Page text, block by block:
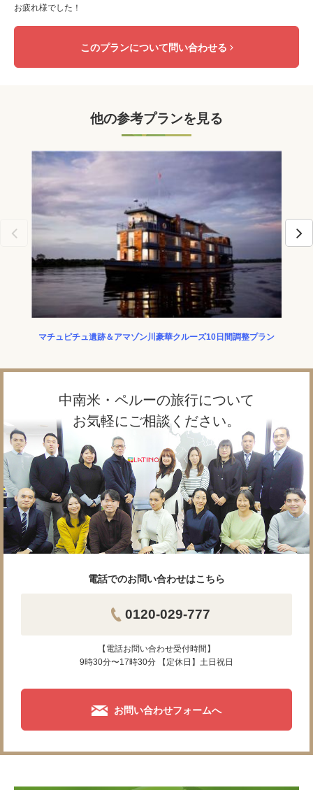
お疲れ様でした！
このプランについて問い合わせる
他の参考プランを見る
マチュピチュ遺跡＆アマゾン川豪華クルーズ10日間調整プラン
中南米・ペルーの旅行について
お気軽にご相談ください。
電話でのお問い合わせはこちら
0120-029-777
【電話お問い合わせ受付時間】
9時30分〜17時30分 【定休日】土日祝日
お問い合わせフォームへ